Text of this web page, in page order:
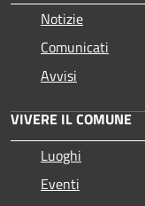
Notizie
Comunicati
Avvisi
VIVERE IL COMUNE
Luoghi
Eventi